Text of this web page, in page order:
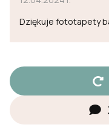
Dziękuje fototapety